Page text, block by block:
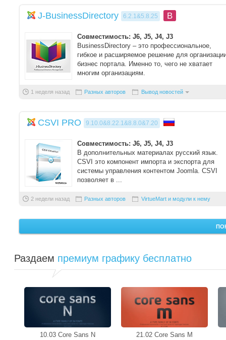
J-BusinessDirectory 6.2.1&5.8.25 B
Совместимость: J6, J5, J4, J3
BusinessDirectory – это профессиональное,
гибкое и расширяемое решение для
бизнес портала. Именно то, чего не хватает
многим организациям.
1 неделя назад Разных авторов Вывод новостей
CSVI PRO 9.10.0&8.22.1&8.8.0&7.20
Совместимость: J6, J5, J4, J3
В дополнительных материалах русский язык.
CSVI это компонент импорта и экспорта для
системы управления контентом Joomla. CSVI
позволяет в ...
2 недели назад Разных авторов VirtueMart и модули к нему
Раздаем премиум графику бесплатно
10.03 Core Sans N 21.02 Core Sans M